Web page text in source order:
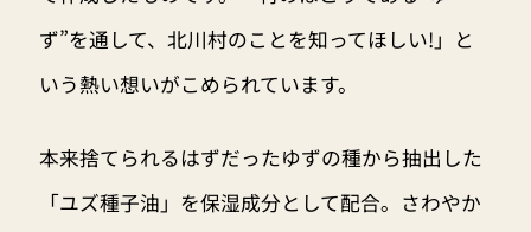
ず”を通して、北川村のことを知ってほしい!」と
いう熱い想いがこめられています。
本来捨てられるはずだったゆずの種から抽出した
「ユズ種子油」を保湿成分として配合。さわやか